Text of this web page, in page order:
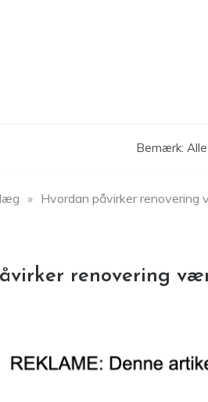
Bemærk:
» Hvordan påvirker renovering
renovering